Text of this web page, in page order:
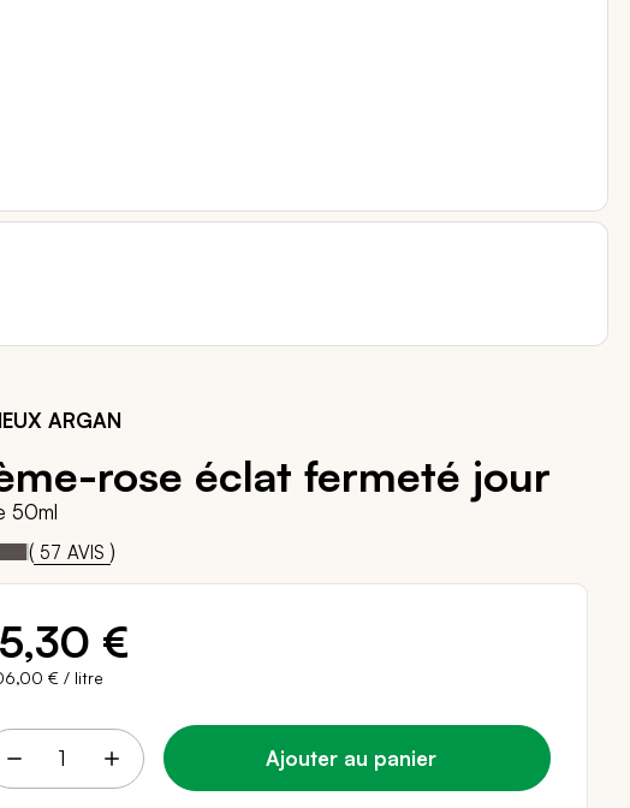
ARGAN
rose éclat fermeté jour
50ml
97
% of 100
( 57 AVIS )
€
€ / litre
Ajouter au panier